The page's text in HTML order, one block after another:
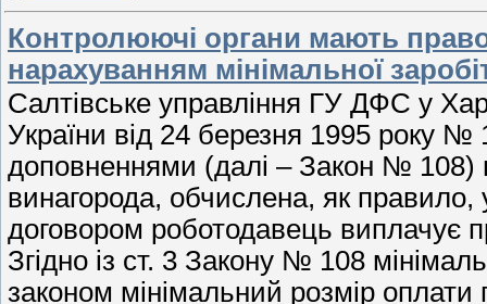
Контролюючі органи мають
нарахуванням мінімальної
Салтівське управління ГУ ДФС у
України від 24 березня 1995 року
доповненнями (далі – Закон № 108)
винагорода, обчислена, як
договором роботодавець виплачує
Згідно із ст. 3 Закону № 108
законом мінімальний розмір оплати